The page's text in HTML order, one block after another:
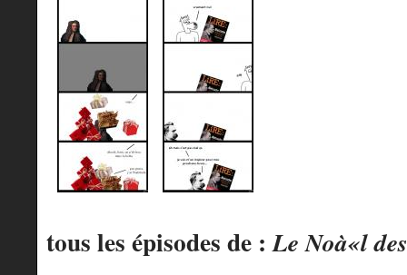
tous les épisodes de :Le Noà«l